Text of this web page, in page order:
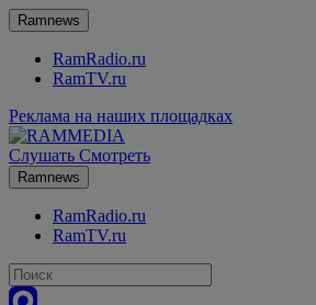
Ramnews
RamRadio.ru
RamTV.ru
Реклама на наших площадках
Слушать Смотреть
Ramnews
RamRadio.ru
RamTV.ru